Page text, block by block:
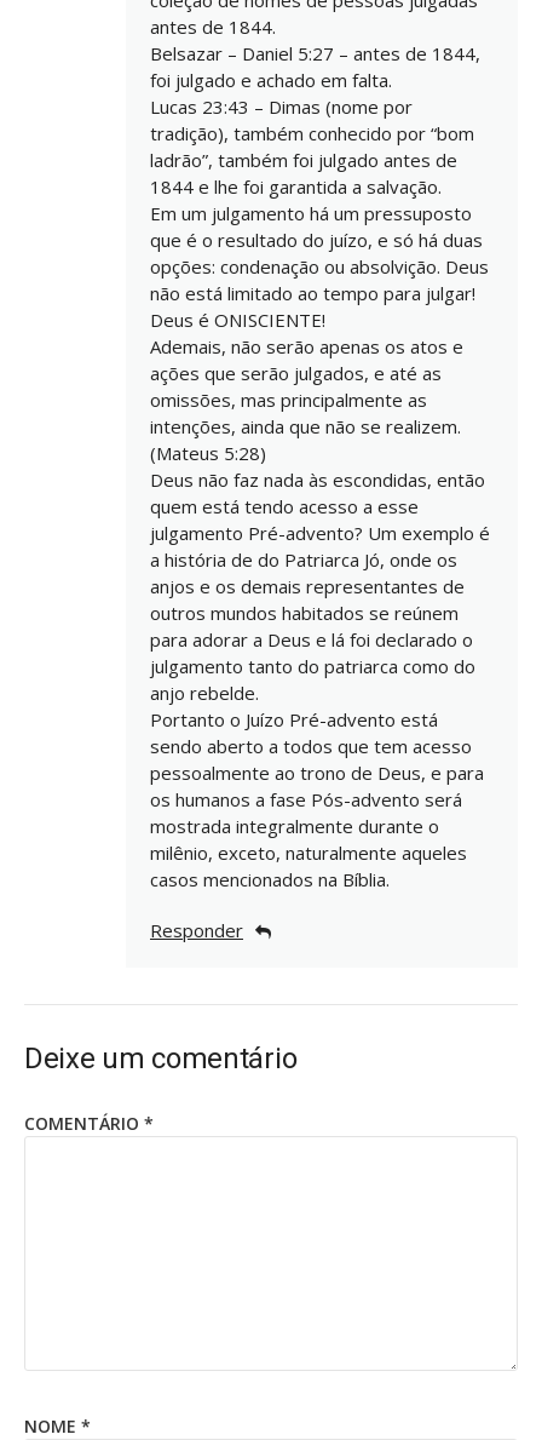
antes de 1844.
Belsazar – Daniel 5:27 – antes de 1844,
foi julgado e achado em falta.
Lucas 23:43 – Dimas (nome por
tradição), também conhecido por “bom
ladrão”, também foi julgado antes de
1844 e lhe foi garantida a salvação.
Em um julgamento há um pressuposto
que é o resultado do juízo, e só há duas
opções: condenação ou absolvição. Deus
não está limitado ao tempo para julgar!
Deus é ONISCIENTE!
Ademais, não serão apenas os atos e
ações que serão julgados, e até as
omissões, mas principalmente as
intenções, ainda que não se realizem.
(Mateus 5:28)
Deus não faz nada às escondidas, então
quem está tendo acesso a esse
julgamento Pré-advento? Um exemplo é
a história de do Patriarca Jó, onde os
anjos e os demais representantes de
outros mundos habitados se reúnem
para adorar a Deus e lá foi declarado o
julgamento tanto do patriarca como do
anjo rebelde.
Portanto o Juízo Pré-advento está
sendo aberto a todos que tem acesso
pessoalmente ao trono de Deus, e para
os humanos a fase Pós-advento será
mostrada integralmente durante o
milênio, exceto, naturalmente aqueles
casos mencionados na Bíblia.
Responder
Deixe um comentário
COMENTÁRIO *
NOME *